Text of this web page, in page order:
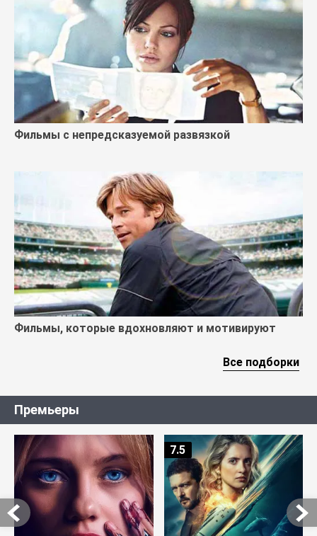
Фильмы с непредсказуемой развязкой
Фильмы, которые вдохновляют и мотивируют
Все подборки
Премьеры
7.5